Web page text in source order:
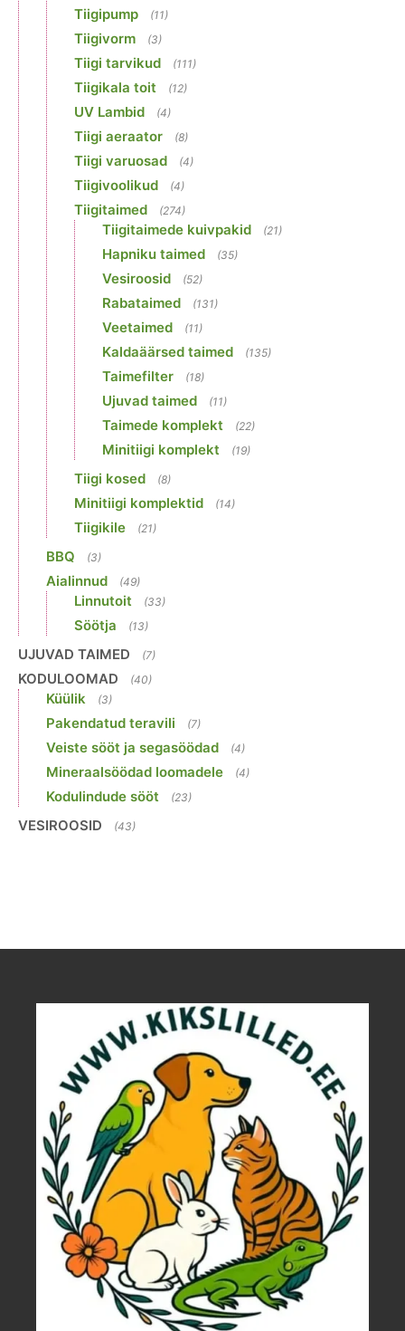
Tiigipump (11)
Tiigivorm (3)
Tiigi tarvikud (111)
Tiigikala toit (12)
UV Lambid (4)
Tiigi aeraator (8)
Tiigi varuosad (4)
Tiigivoolikud (4)
Tiigitaimed (274)
Tiigitaimede kuivpakid (21)
Hapniku taimed (35)
Vesiroosid (52)
Rabataimed (131)
Veetaimed (11)
Kaldaäärsed taimed (135)
Taimefilter (18)
Ujuvad taimed (11)
Taimede komplekt (22)
Minitiigi komplekt (19)
Tiigi kosed (8)
Minitiigi komplektid (14)
Tiigikile (21)
BBQ (3)
Aialinnud (49)
Linnutoit (33)
Söötja (13)
UJUVAD TAIMED (7)
KODULOOMAD (40)
Küülik (3)
Pakendatud teravili (7)
Veiste sööt ja segasöödad (4)
Mineraalsöödad loomadele (4)
Kodulindude sööt (23)
VESIROOSID (43)